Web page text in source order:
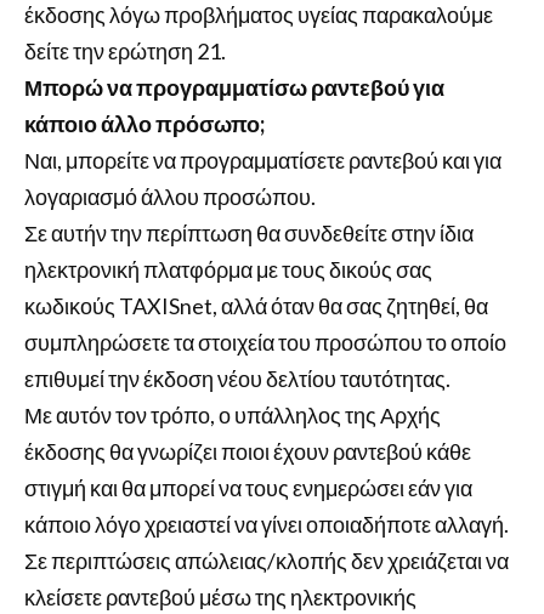
έκδοσης λόγω προβλήματος υγείας παρακαλούμε
δείτε την ερώτηση 21.
Μπορώ να προγραμματίσω ραντεβού για
κάποιο άλλο πρόσωπο;
Ναι, μπορείτε να προγραμματίσετε ραντεβού και για
λογαριασμό άλλου προσώπου.
Σε αυτήν την περίπτωση θα συνδεθείτε στην ίδια
ηλεκτρονική πλατφόρμα με τους δικούς σας
κωδικούς TAXISnet, αλλά όταν θα σας ζητηθεί, θα
συμπληρώσετε τα στοιχεία του προσώπου το οποίο
επιθυμεί την έκδοση νέου δελτίου ταυτότητας.
Με αυτόν τον τρόπο, ο υπάλληλος της Αρχής
έκδοσης θα γνωρίζει ποιοι έχουν ραντεβού κάθε
στιγμή και θα μπορεί να τους ενημερώσει εάν για
κάποιο λόγο χρειαστεί να γίνει οποιαδήποτε αλλαγή.
Σε περιπτώσεις απώλειας/κλοπής δεν χρειάζεται να
κλείσετε ραντεβού μέσω της ηλεκτρονικής